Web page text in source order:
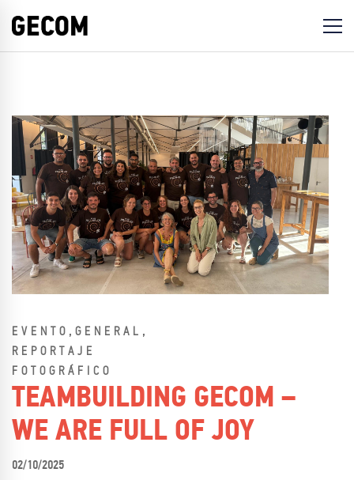
EVENTO , GENERAL ,
REPORTAJE
FOTOGRÁFICO
TEAMBUILDING GECOM –
WE ARE FULL OF JOY
02/10/2025